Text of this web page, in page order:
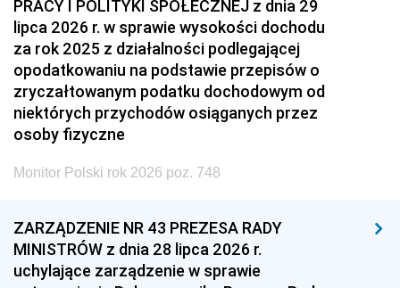
PRACY I POLITYKI SPOŁECZNEJ z dnia 29
lipca 2026 r. w sprawie wysokości dochodu
za rok 2025 z działalności podlegającej
opodatkowaniu na podstawie przepisów o
zryczałtowanym podatku dochodowym od
niektórych przychodów osiąganych przez
osoby fizyczne
Monitor Polski rok 2026 poz. 748
ZARZĄDZENIE NR 43 PREZESA RADY
MINISTRÓW z dnia 28 lipca 2026 r.
uchylające zarządzenie w sprawie